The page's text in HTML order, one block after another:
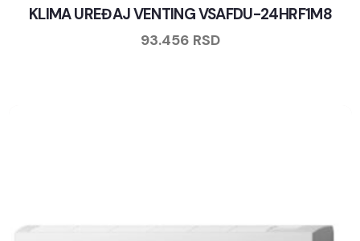
KLIMA UREĐAJ VENTING VSAFDU-24HRF1M8
93.456 RSD